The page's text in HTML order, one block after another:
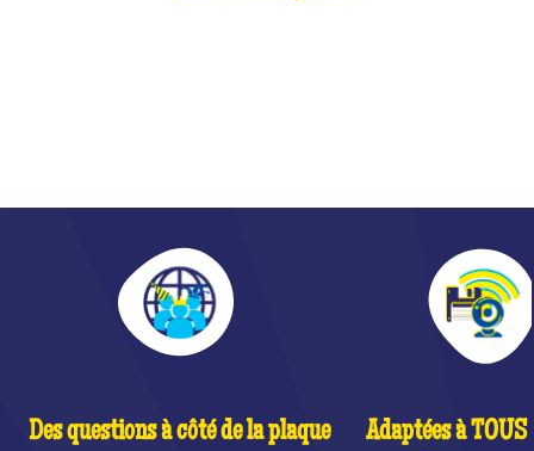
Des questions à côté de la plaque
Adaptées à TOUS